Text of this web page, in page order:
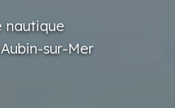
nautique
sur-Mer